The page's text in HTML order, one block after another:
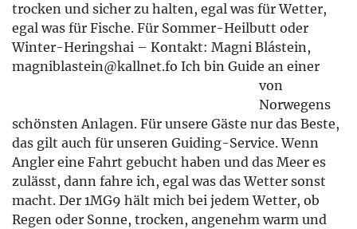
trocken und sicher zu halten, egal was für Wetter,
egal was für Fische. Für Sommer-Heilbutt oder
Winter-Heringshai – Kontakt: Magni Blástein,
magniblastein@kallnet.fo Ich bin Guide an einer
von
Norwegens
schönsten Anlagen. Für unsere Gäste nur das Beste,
das gilt auch für unseren Guiding-Service. Wenn
Angler eine Fahrt gebucht haben und das Meer es
zulässt, dann fahre ich, egal was das Wetter sonst
macht. Der 1MG9 hält mich bei jedem Wetter, ob
Regen oder Sonne, trocken, angenehm warm und